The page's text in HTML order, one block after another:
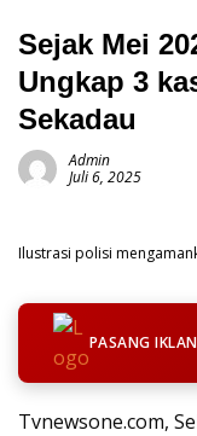
Sejak Mei
Ungkap 3
Sekadau
Admin
Juli 6, 2025
Ilustrasi polisi
PASANG
Tvnewsone.com,